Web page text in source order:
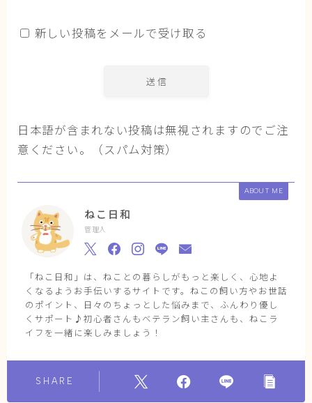
新しい投稿をメールで受け取る
日本語が含まれない投稿は無視されますのでご注
意ください。（スパム対策）
ABOUT ME
ねこ日和
管理人
「ねこ日和」は、ねことの暮らしがもっと楽しく、心地よ
くなるようお手伝いするサイトです。ねこの飼い方やお世話
のポイント、日々のちょっとした悩みまで、ふんわり優し
くサポート♪初心者さんもベテラン飼い主さんも、ねこラ
イフを一緒に楽しみましょう！
SHARE